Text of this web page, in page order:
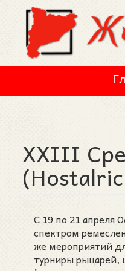
Перейти к основному
XXIII
С 19 по 21 апреля
спектром
же мероприятий
турниры рыцарей,